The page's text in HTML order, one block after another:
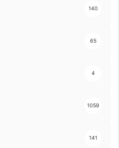
140
65
4
1059
141